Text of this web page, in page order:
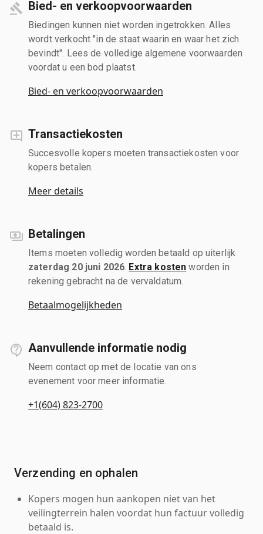
Bied- en verkoopvoorwaarden
Biedingen kunnen niet worden ingetrokken. Alles
wordt verkocht "in de staat waarin en waar het zich
bevindt". Lees de volledige algemene voorwaarden
voordat u een bod plaatst.
Bied- en verkoopvoorwaarden
Transactiekosten
Succesvolle kopers moeten transactiekosten voor
kopers betalen.
Meer details
Betalingen
Items moeten volledig worden betaald op uiterlijk
zaterdag 20 juni 2026 Extra kosten worden in
rekening gebracht na de vervaldatum.
Betaalmogelijkheden
Aanvullende informatie nodig
Neem contact op met de locatie van ons
evenement voor meer informatie.
+1(604) 823-2700
Verzending en ophalen
Kopers mogen hun aankopen niet van het
veilingterrein halen voordat hun factuur volledig
betaald is.